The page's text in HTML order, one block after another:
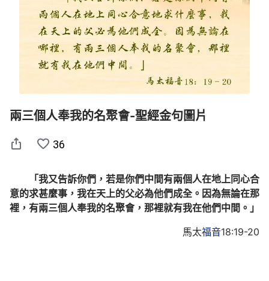
兩三個人奉我的名聚會-聖經金句圖片
36
「我又告訴你們，若是你們中間有兩個人在地上同心合
意的求甚麼事，我在天上的父必為他們成全。因為無論在那
裡，有兩三個人奉我的名聚會，那裡就有我在他們中間。」
馬太福音18:19-20